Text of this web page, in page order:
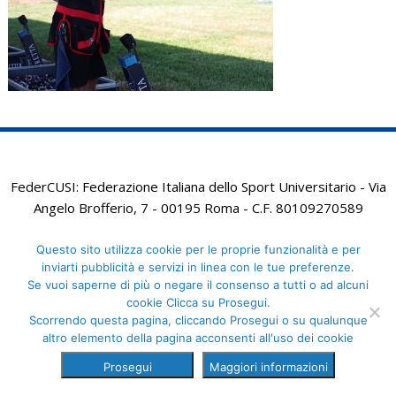
FederCUSI: Federazione Italiana dello Sport Universitario - Via
Angelo Brofferio, 7 - 00195 Roma - C.F. 80109270589
Questo sito utilizza cookie per le proprie funzionalità e per
inviarti pubblicità e servizi in linea con le tue preferenze.
Se vuoi saperne di più o negare il consenso a tutti o ad alcuni
cookie Clicca su Prosegui.
Scorrendo questa pagina, cliccando Prosegui o su qualunque
altro elemento della pagina acconsenti all'uso dei cookie
Prosegui Maggiori informazioni